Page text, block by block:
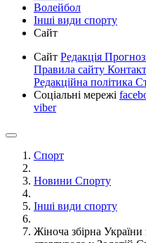
Волейбол
Інші види спорту
Сайт
Сайт Редакція
Правила сайту
Редакційна політика
Соціальні мережі
viber
Спорт
Новини Спорту
Інші види спорту
Жіноча збірна